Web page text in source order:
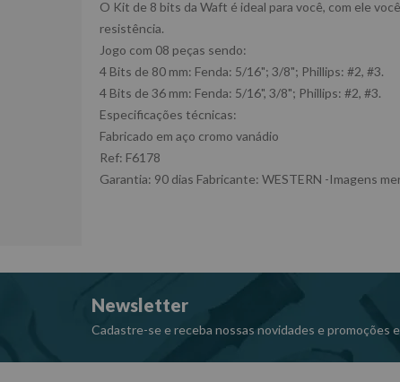
O Kit de 8 bits da Waft é ideal para você, com ele
resistência.
Jogo com 08 peças sendo:
4 Bits de 80 mm: Fenda: 5/16"; 3/8"; Phillips: #2, #3.
4 Bits de 36 mm: Fenda: 5/16", 3/8"; Phillips: #2, #3.
Especificações técnicas:
Fabricado em aço cromo vanádio
Ref: F6178
Garantia: 90 dias Fabricante: WESTERN -Imagens
Newsletter
Cadastre-se e receba nossas novidades e promoções